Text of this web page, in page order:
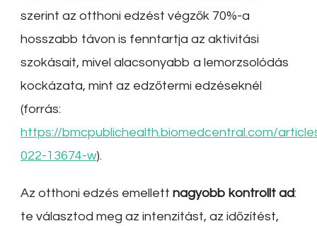
szerint az otthoni edzést végzők 70%-a
hosszabb távon is fenntartja az aktivitási
szokásait, mivel alacsonyabb a lemorzsolódás
kockázata, mint az edzőtermi edzéseknél
(forrás:
https://bmcpublichealth.biomedcentral.com/
022-13674-w).
Az otthoni edzés emellett nagyobb kontrollt ad:
te választod meg az intenzitást, az időzítést,